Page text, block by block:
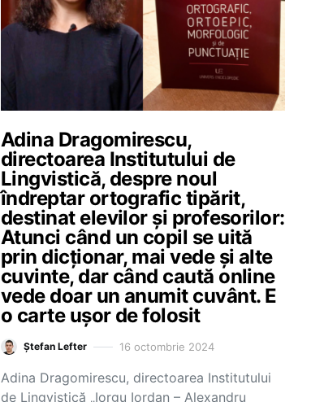
Adina Dragomirescu,
directoarea Institutului de
Lingvistică, despre noul
îndreptar ortografic tipărit,
destinat elevilor și profesorilor:
Atunci când un copil se uită
prin dicționar, mai vede și alte
cuvinte, dar când caută online
vede doar un anumit cuvânt. E
o carte ușor de folosit
Ștefan Lefter 16 octombrie 2024
Adina Dragomirescu, directoarea Institutului
de Lingvistică „Iorgu Iordan – Alexandru